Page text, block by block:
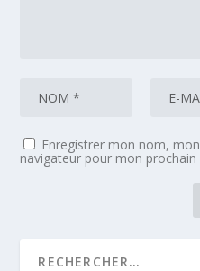
Enregistrer mon nom,
navigateur pour mon